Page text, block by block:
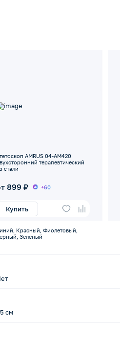
AMRUS 04-AM420
терапевтический
стали
899 ₽ +60
Купить
Красный, Фиолетовый,
Зеленый
см